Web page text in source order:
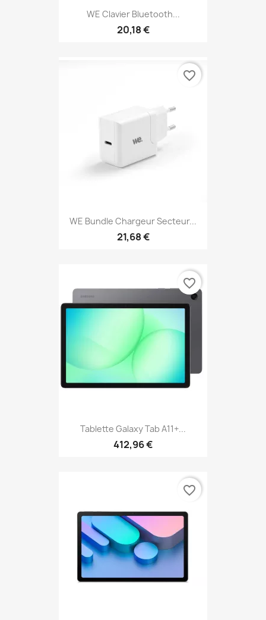
WE Clavier Bluetooth...
20,18 €
WE Bundle Chargeur Secteur...
21,68 €
favorite_border
Tablette Galaxy Tab A11+...
412,96 €
favorite_border
favorite_border